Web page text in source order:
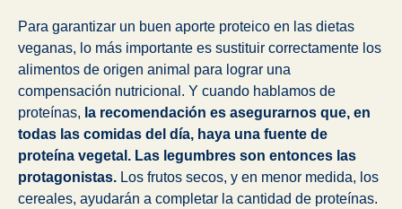
Para garantizar un buen aporte proteico en las dietas
veganas, lo más importante es sustituir correctamente los
alimentos de origen animal para lograr una
compensación nutricional. Y cuando hablamos de
proteínas, la recomendación es asegurarnos que, en
todas las comidas del día, haya una fuente de
proteína vegetal. Las legumbres son entonces las
protagonistas. Los frutos secos, y en menor medida, los
cereales, ayudarán a completar la cantidad de proteínas.